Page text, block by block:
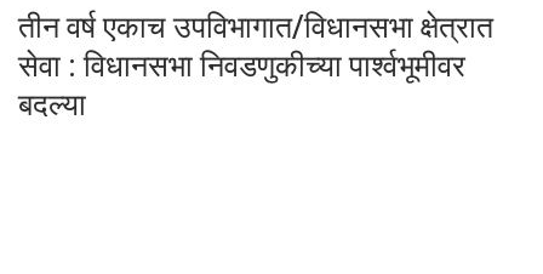
तीन वर्ष एकाच उपविभागात/विधानसभा क्षेत्रात
सेवा : विधानसभा निवडणुकीच्या पार्श्‍वभूमीवर
बदल्या